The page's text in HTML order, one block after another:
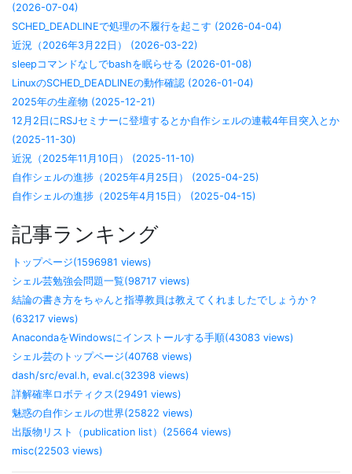
(2026-07-04)
SCHED_DEADLINEで処理の不履行を起こす (2026-04-04)
近況（2026年3月22日） (2026-03-22)
sleepコマンドなしでbashを眠らせる (2026-01-08)
LinuxのSCHED_DEADLINEの動作確認 (2026-01-04)
2025年の生産物 (2025-12-21)
12月2日にRSJセミナーに登壇するとか自作シェルの連載4年目突入とか
(2025-11-30)
近況（2025年11月10日） (2025-11-10)
自作シェルの進捗（2025年4月25日） (2025-04-25)
自作シェルの進捗（2025年4月15日） (2025-04-15)
記事ランキング
トップページ(1596981 views)
シェル芸勉強会問題一覧(98717 views)
結論の書き方をちゃんと指導教員は教えてくれましたでしょうか？
(63217 views)
AnacondaをWindowsにインストールする手順(43083 views)
シェル芸のトップページ(40768 views)
dash/src/eval.h, eval.c(32398 views)
詳解確率ロボティクス(29491 views)
魅惑の自作シェルの世界(25822 views)
出版物リスト（publication list）(25664 views)
misc(22503 views)